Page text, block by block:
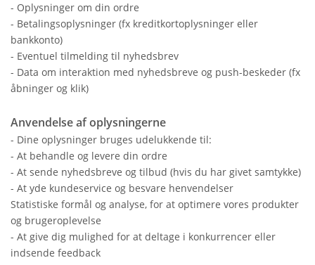
- Oplysninger om din ordre
- Betalingsoplysninger (fx kreditkortoplysninger eller
bankkonto)
- Eventuel tilmelding til nyhedsbrev
- Data om interaktion med nyhedsbreve og push-beskeder (fx
åbninger og klik)
Anvendelse af oplysningerne
- Dine oplysninger bruges udelukkende til:
- At behandle og levere din ordre
- At sende nyhedsbreve og tilbud (hvis du har givet samtykke)
- At yde kundeservice og besvare henvendelser
Statistiske formål og analyse, for at optimere vores produkter
og brugeroplevelse
- At give dig mulighed for at deltage i konkurrencer eller
indsende feedback